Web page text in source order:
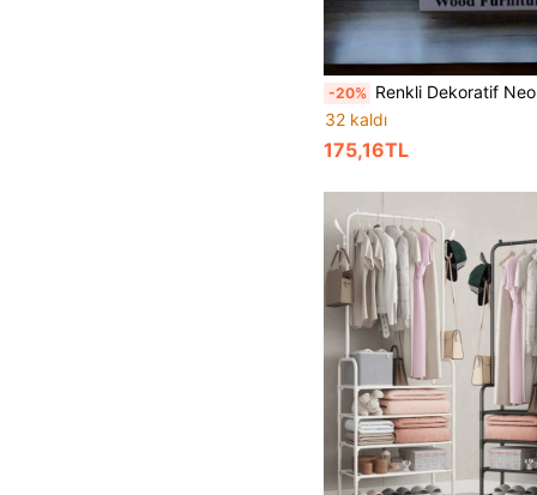
-20% Renkli Dekoratif Neon Işıklar, LED Tabela, USB Güçlü, Taşınabilir ve Kolay Kullanım. Seçenekli İfadeler Arasında "Mutlu Noeller", "Aşk", "Doğum Günün Kutlu Olsun", "Hadi Partileyelim", "Benimle
32 kaldı
175,16TL